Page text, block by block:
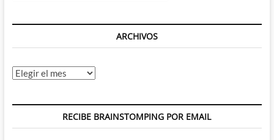
ARCHIVOS
Archivos
RECIBE BRAINSTOMPING POR EMAIL